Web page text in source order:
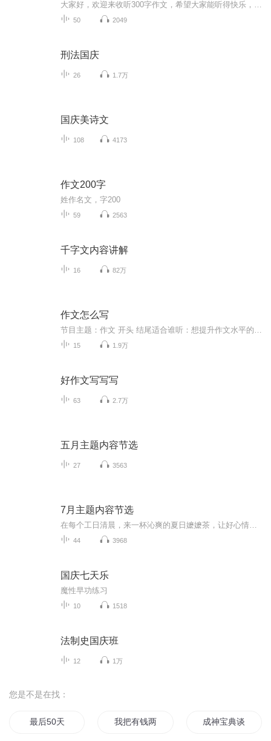
50 2049
刑法国庆
26 1.7万
国庆美诗文
108 4173
作文200字
姓作名文，字200
59 2563
千字文内容讲解
16 82万
作文怎么写
15 1.9万
好作文写写写
63 2.7万
五月主题内容节选
27 3563
7月主题内容节选
44 3968
国庆七天乐
魔性早功练习
10 1518
法制史国庆班
12 1万
您是不是在找：
最后50天 我把有钱两个字写在脸上成神宝典谈写作